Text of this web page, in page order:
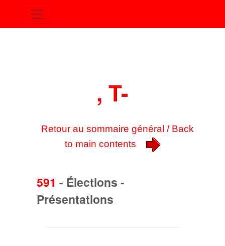
, T-
Retour au sommaire général / Back
to main contents
591 - Élections -
Présentations